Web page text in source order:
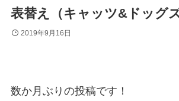
表替え（キャッツ&ドッグズ
2019年9月16日
数か月ぶりの投稿です！